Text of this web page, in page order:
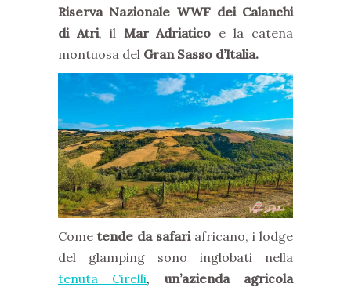
Riserva Nazionale WWF dei Calanchi
di Atri, il Mar Adriatico e la catena
montuosa del Gran Sasso d’Italia.
Come tende da safariafricano, i lodge
del glamping sono inglobati nella
tenuta Cirelli,
un’azienda agricola